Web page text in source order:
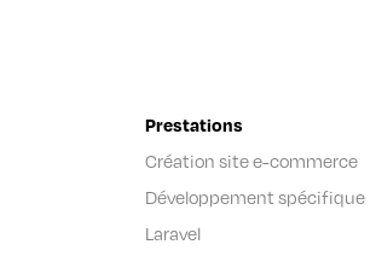
Prestations
Création site e-commerce
Développement spécifique
Laravel